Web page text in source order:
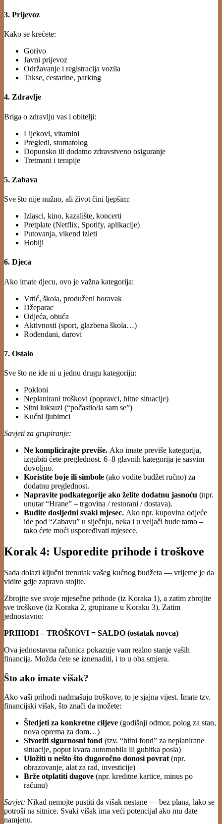
3. Prijevoz
Kako se krećete:
Gorivo
Javni prijevoz
Održavanje i registracija vozila
Takse, cestarine, parking
4. Zdravlje
Briga o zdravlju vas i obitelji:
Lijekovi, vitamini
Pregledi, stomatolog
Dopunsko ili dodatno zdravstveno osiguranje
Tretmani i terapije
5. Zabava
Sve što nije nužno, ali život čini ljepšim:
Izlasci, kino, kazalište, koncerti
Pretplate (Netflix, Spotify, aplikacije)
Putovanja, vikend izleti
Hobiji
6. Djeca
Ako imate djecu, ovo je važna kategorija:
Vrtić, škola, produženi boravak
Džeparac
Odjeća, obuća
Aktivnosti (sport, glazbena škola…)
Rođendani, darovi
7. Ostalo
Sve što ne ide ni u jednu drugu kategoriju:
Pokloni
Neplanirani troškovi (popravci, hitne situacije)
Sitni luksuzi (“počastio/la sam se”)
Kućni ljubimci
Savjeti za grupiranje:
Ne komplicirajte previše. Ako imate previše kategorija,
izgubiti ćete preglednost. 6–8 glavnih kategorija je sasvim
dovoljno.
Koristite boje ili simbole (ako vodite budžet ručno) za
dodatnu preglednost.
Napravite podkategorije ako želite dodatnu jasnoću (npr.
unutar “Hrane” – trgovina / restorani / dostava).
Budite dosljedni svaki mjesec. Ako npr. kupovina odjeće
ide pod “Zabavu” u siječnju, neka i u veljači bude tamo –
tako ćete moći uspoređivati mjesece.
Korak 4: Usporedite prihode i troškove
Sada dolazi ključni trenutak vašeg kućnog budžeta — vrijeme je da
vidite gdje zapravo stojite.
Zbrojite sve svoje mjesečne prihode (iz Koraka 1), a zatim zbrojite
sve troškove (iz Koraka 2, grupirane u Koraku 3). Zatim
jednostavno:
PRIHODI – TROŠKOVI = SALDO (ostatak novca)
Ova jednostavna računica pokazuje vam realno stanje vaših
financija. Možda ćete se iznenaditi, i to u oba smjera.
Što ako imate višak?
Ako vaši prihodi nadmašuju troškove, to je sjajna vijest. Imate tzv.
financijski višak, što znači da možete:
Štedjeti za konkretne ciljeve (godišnji odmor, polog za stan,
nova oprema za dom…)
Stvoriti sigurnosni fond (tzv. “hitni fond” za neplanirane
situacije, poput kvara automobila ili gubitka posla)
Uložiti u nešto što dugoročno donosi povrat(npr.
obrazovanje, alat za rad, investicije)
Brže otplatiti dugove (npr. kreditne kartice, minus po
računu)
Savjet: Nikad nemojte pustiti da višak nestane — bez plana, lako se
potroši na sitnice. Svaki višak ima veći potencijal ako mu date
namjenu.